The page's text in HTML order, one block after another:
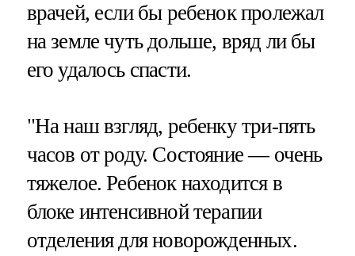
врачей, если бы ребенок пролежал
на земле чуть дольше, вряд ли бы
его удалось спасти.
"На наш взгляд, ребенку три-пять
часов от роду. Состояние — очень
тяжелое. Ребенок находится в
блоке интенсивной терапии
отделения для новорожденных.